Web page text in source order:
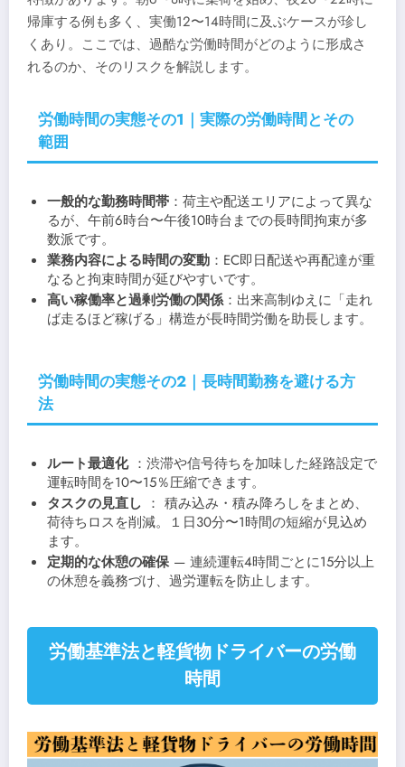
帰庫する例も多く、実働12〜14時間に及ぶケースが珍し
くあり。ここでは、過酷な労働時間がどのように形成さ
れるのか、そのリスクを解説します。
労働時間の実態その1｜実際の労働時間とその
範囲
一般的な勤務時間帯 ：荷主や配送エリアによって異な
るが、午前6時台〜午後10時台までの長時間拘束が多
数派です。
業務内容による時間の変動 ：EC即日配送や再配達が重
なると拘束時間が延びやすいです。
高い稼働率と過剰労働の関係：出来高制ゆえに「走れ
ば走るほど稼げる」構造が長時間労働を助長します。
労働時間の実態その2｜長時間勤務を避ける方
法
ルート最適化：渋滞や信号待ちを加味した経路設定で
運転時間を10〜15％圧縮できます。
タスクの見直し ： 積み込み・積み降ろしをまとめ、
荷待ちロスを削減。１日30分〜1時間の短縮が見込め
ます。
定期的な休憩の確保— 連続運転4時間ごとに15分以上
の休憩を義務づけ、過労運転を防止します。
労働基準法と軽貨物ドライバーの労働
時間